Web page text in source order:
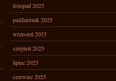
listopad 2025
październik 2025
wrzesień 2025
sierpień 2025
lipiec 2025
czerwiec 2025